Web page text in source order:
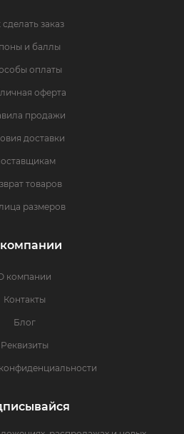
сделать заказ
и баллы
оплаты
оферта
продажи
доставки
товаров
размеров
компании
Контакты
Блог
Реквизиты